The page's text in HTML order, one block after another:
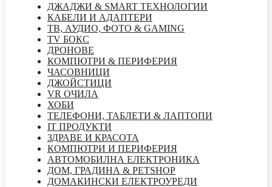
ДЖАДЖИ & SMART ТЕХНОЛОГИИ
КАБЕЛИ И АДАПТЕРИ
ТВ, АУДИО, ФОТО & GAMING
TV БОКС
ДРОНОВЕ
КОМПЮТРИ & ПЕРИФЕРИЯ
ЧАСОВНИЦИ
ДЖОЙСТИЦИ
VR ОЧИЛА
ХОБИ
ТЕЛЕФОНИ, ТАБЛЕТИ & ЛАПТОПИ
IT ПРОДУКТИ
ЗДРАВЕ И КРАСОТА
КОМПЮТРИ И ПЕРИФЕРИЯ
АВТОМОБИЛНА ЕЛЕКТРОНИКА
ДОМ, ГРАДИНА & PETSHOP
ДОМАКИНСКИ ЕЛЕКТРОУРЕДИ